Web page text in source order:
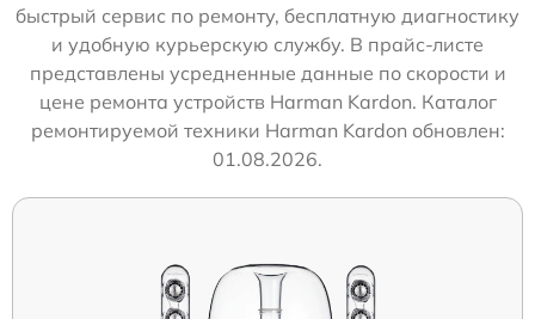
быстрый сервис по ремонту, бесплатную диагностику
и удобную курьерскую службу. В прайс-листе
представлены усредненные данные по скорости и
цене ремонта устройств Harman Kardon. Каталог
ремонтируемой техники Harman Kardon обновлен:
01.08.2026.